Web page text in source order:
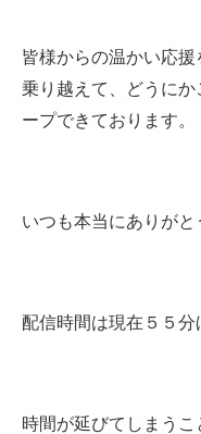
皆様からの温かい応
乗り越えて、どうに
ープできております。
いつも本当にありがと
配信時間は現在５５分
時間が延びてしまう